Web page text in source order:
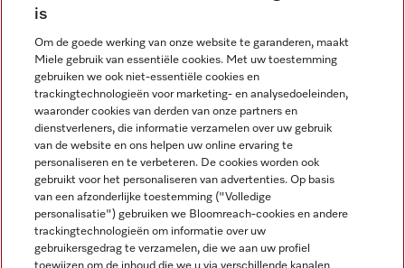
Nieuwsbrief
Miele op Instagram
Miele op Facebook
Miele op Youtube
is
Om de goede werking van onze website te garanderen, maakt
Miele gebruik van essentiële cookies. Met uw toestemming
gebruiken we ook niet-essentiële cookies en
trackingtechnologieën voor marketing- en analysedoeleinden,
waaronder cookies van derden van onze partners en
dienstverleners, die informatie verzamelen over uw gebruik
van de website en ons helpen uw online ervaring te
personaliseren en te verbeteren. De cookies worden ook
gebruikt voor het personaliseren van advertenties. Op basis
van een afzonderlijke toestemming ("Volledige
personalisatie") gebruiken we Bloomreach-cookies en andere
trackingtechnologieën om informatie over uw
gebruikersgedrag te verzamelen, die we aan uw profiel